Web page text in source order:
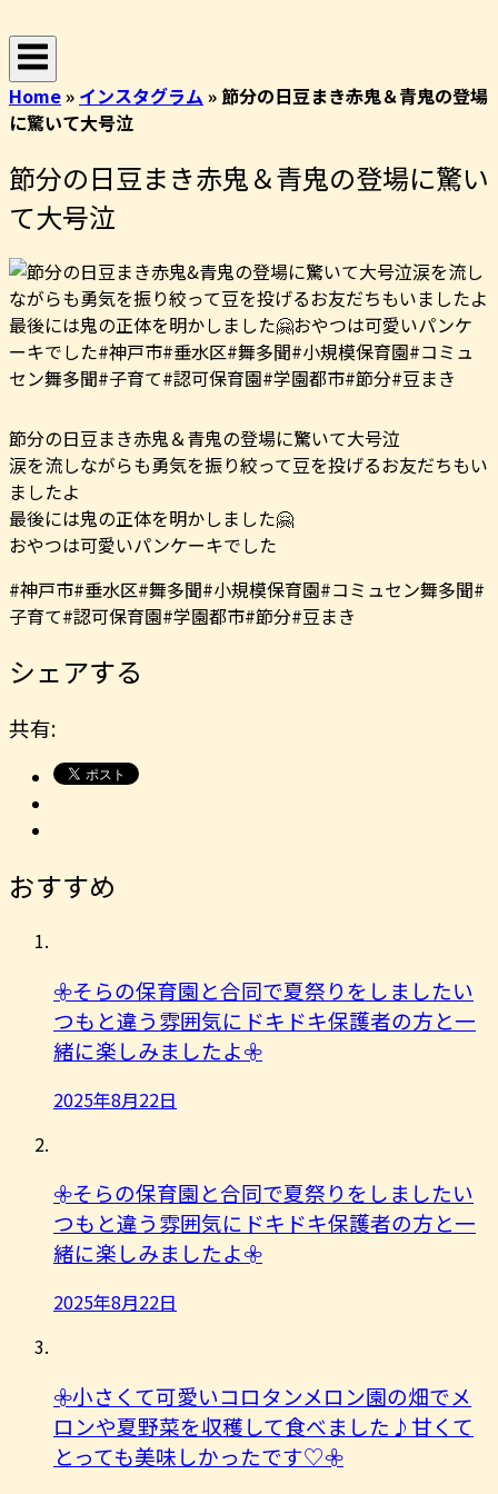
ン
テ
ン
ツ
ス
キ
ッ
プ
ー
ム
Home» インスタグラム » 節分の日豆まき赤鬼＆青鬼の登場
に驚いて大号泣
節分の日豆まき赤鬼＆青鬼の登場に驚い
て大号泣
節分の日豆まき赤鬼＆青鬼の登場に驚いて大号泣
涙を流しながらも勇気を振り絞って豆を投げるお友だちもい
ましたよ
最後には鬼の正体を明かしました🤗
おやつは可愛いパンケーキでした
#神戸市#垂水区#舞多聞#小規模保育園#コミュセン舞多聞#
子育て#認可保育園#学園都市#節分#豆まき
シェアする
共有:
おすすめ
𖧷そらの保育園と合同で夏祭りをしましたい
つもと違う雰囲気にドキドキ保護者の方と一
緒に楽しみましたよ︎𖧷
2025年8月22日
𖧷そらの保育園と合同で夏祭りをしましたい
つもと違う雰囲気にドキドキ保護者の方と一
緒に楽しみましたよ︎𖧷
2025年8月22日
𖧷小さくて可愛いコロタンメロン園の畑でメ
ロンや夏野菜を収穫して食べました♪甘くて
とっても美味しかったです♡𖧷